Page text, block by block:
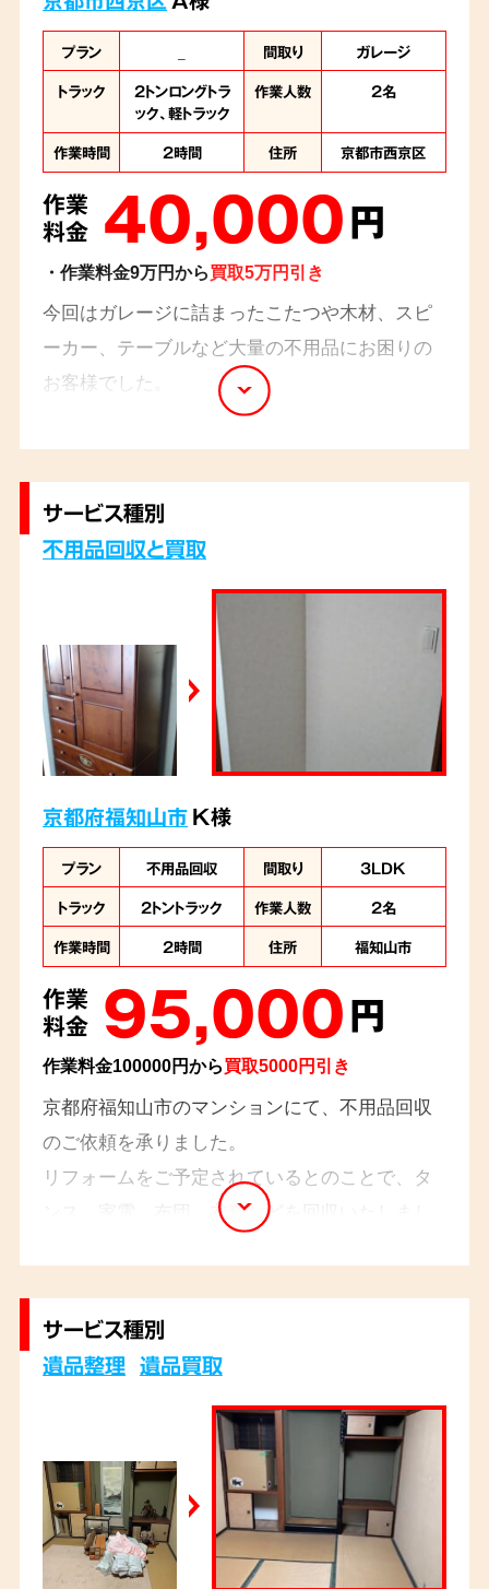
プラン 間取り
ガレージ
トラック
2トンロングトラ
ック、軽トラック
作業人数 2名
作業時間 2時間 住所 京都市西京区
作業
料金 40,000円
・作業料金9万円から買取5万円引き
今回はガレージに詰まったこたつや木材、スピ
ーカー、テーブルなど大量の不用品にお困りの
お客様でした。
ガレージには元々は車を入れておられたのです
が、お家に物が溜まるにつれて、物がガレージ
に移動してしまい、現在は物置として使ってお
られたとの事です。
買取りで、エアコンと37型の液晶テレビ、お父
様が趣味で集められていた骨董品を合計5万円で
買い取らせて頂きました。
サービス種別
不用品回収と買取
京都府福知山市K様
プラン 不用品回収 間取り
3LDK
トラック
2トントラック 作業人数
2名
作業時間
2時間 住所 福知山市
作業
料金 95,000円
作業料金100000円から買取5000円引き
京都府福知山市のマンションにて、不用品回収
のご依頼を承りました。
リフォームをご予定されているとのことで、タ
ンス、家電、布団、衣類などを回収いたしまし
から差し引かせていただきました。
サービス種別
遺品整理 遺品買取